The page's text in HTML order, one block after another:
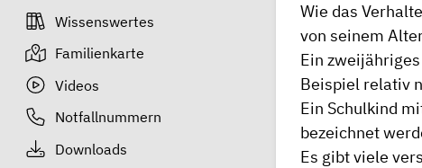
Wissenswertes
Familienkarte
Videos
Notfallnummern
Downloads
Wie das
von seinem
Ein
Beispiel relativ
Ein Schulkind
bezeichnet
Es gibt viele